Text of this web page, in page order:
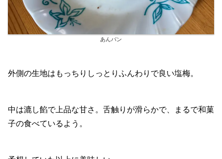
あんパン
外側の生地はもっちりしっとりふんわりで良い塩梅。
中は漉し餡で上品な甘さ。舌触りが滑らかで、まるで和菓
子の食べているよう。